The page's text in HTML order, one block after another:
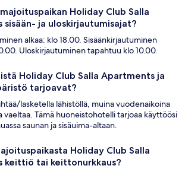
Holiday Club Salla
ja uloskirjautumisajat?
alkaa: klo 18.00. Sisäänkirjautuminen
Uloskirjautuminen tapahtuu klo 10.00.
Holiday Club Salla Apartments ja
tarjoavat?
lasketella lähistöllä, muina vuodenaikoina
vaeltaa. Tämä huoneistohotelli tarjoaa käyttöösi
saunan ja sisäuima-altaan.
Holiday Club Salla
keittiö tai keittonurkkaus?